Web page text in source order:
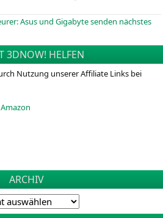
Asus und Gigabyte senden nächstes
3DNOW! HELFEN
Nutzung unserer Affiliate Links bei
ARCHIV